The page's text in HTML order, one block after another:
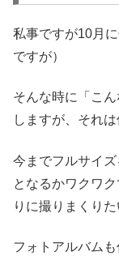
私事ですが10月
ですが）
そんな時に「こ
しますが、それ
今までフルサイ
となるかワクワ
りに撮りまくりた
フォトアルバム